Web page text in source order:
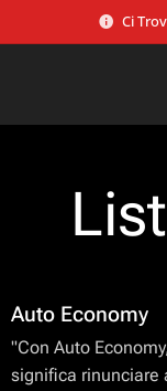
Ci
Auto Economy
"Con Auto
significa rinunciare